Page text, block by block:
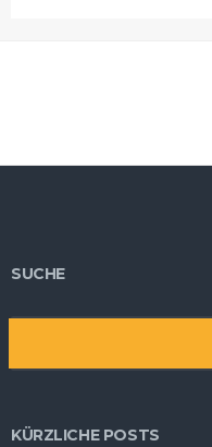
SUCHE
KÜRZLICHE POSTS